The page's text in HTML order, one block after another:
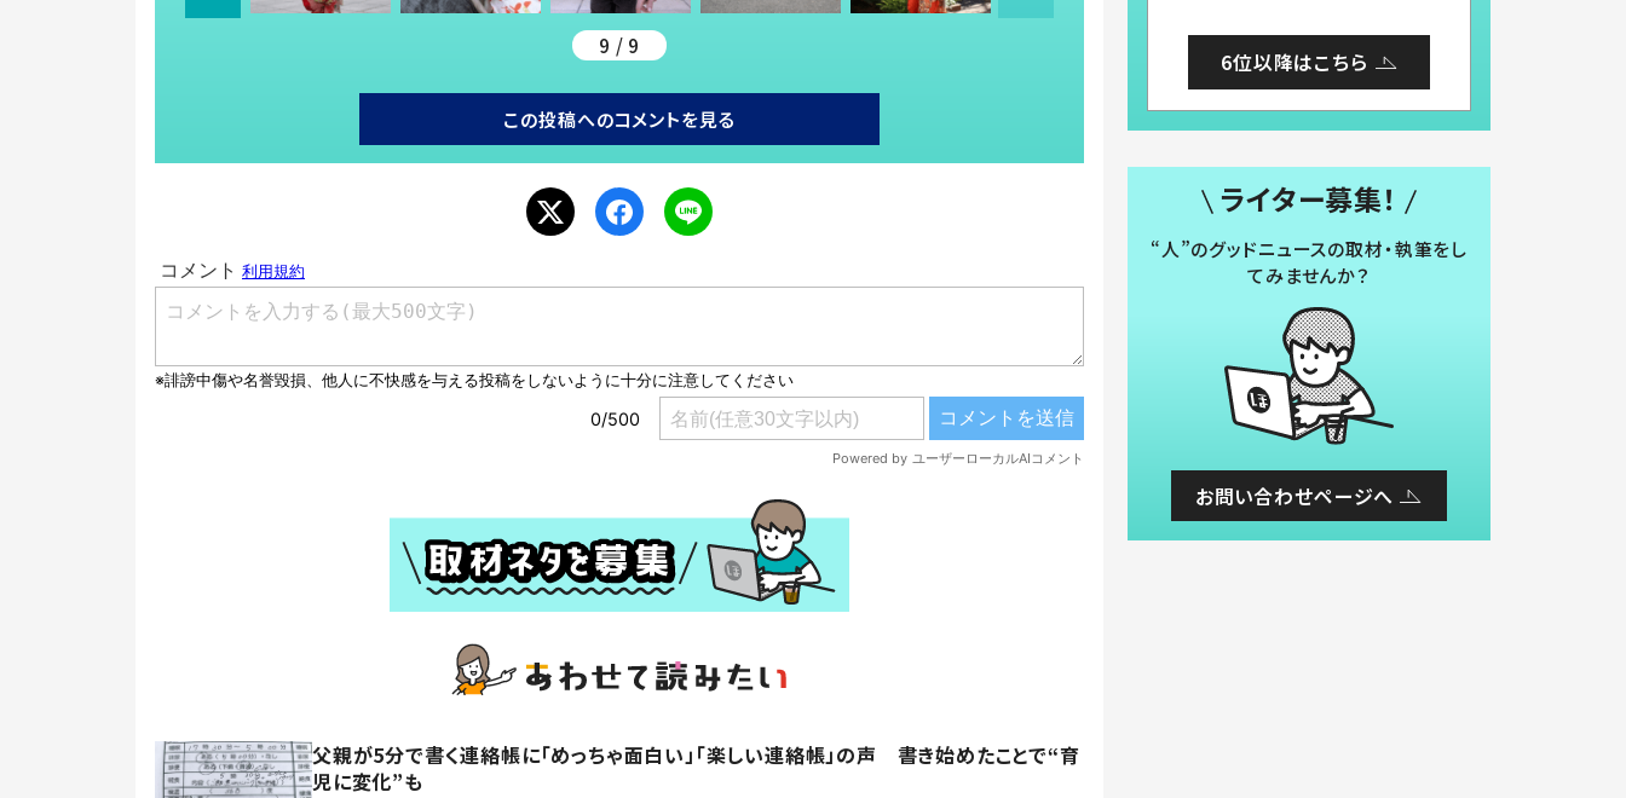
9 / 9
この投稿へのコメントを見る
父親が5分で書く連絡帳に「めっちゃ面白い」「楽しい連絡帳」の声 書き始めたことで“育
児に変化”も
6位以降はこちら
ライター募集！
“人”のグッドニュースの取材・執筆をし
てみませんか？
お問い合わせページへ